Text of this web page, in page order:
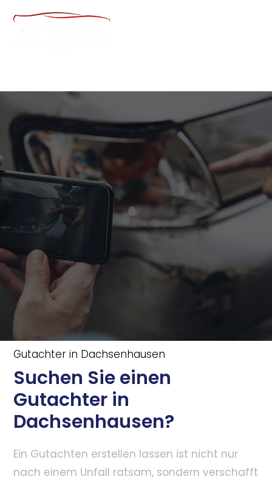
Gutachter in Dachsenhausen
Suchen Sie einen
Gutachter in
Dachsenhausen?
Ein Gutachten erstellen lassen ist nicht nur
nach einem Unfall ratsam, sondern verschafft